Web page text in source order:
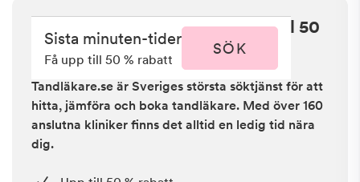
Sista minuten i Umeå - få upp till 50
% rabatt
Tandläkare.se är Sveriges största söktjänst för att
hitta, jämföra och boka tandläkare. Med över 160
anslutna kliniker finns det alltid en ledig tid nära
dig.
Sista minuten-tider
Få upp till 50 % rabatt
SÖK